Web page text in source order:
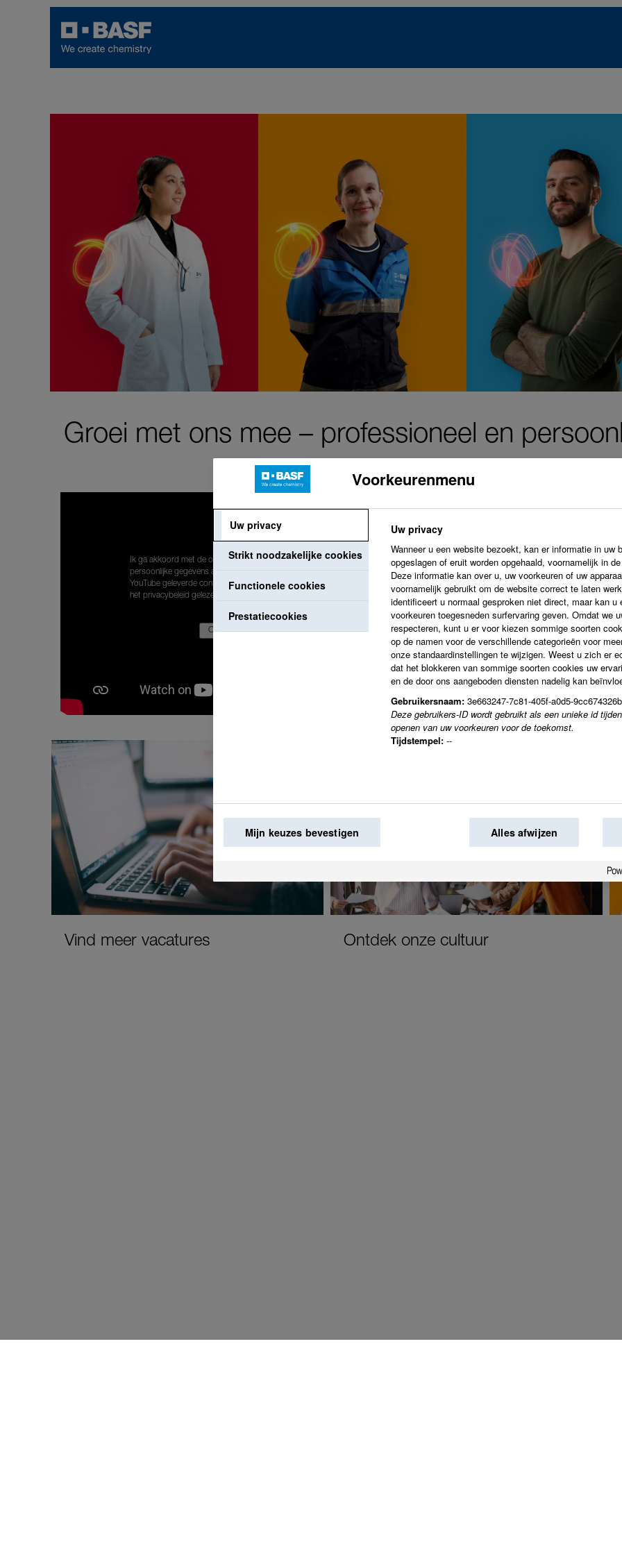
Groei met ons mee – professioneel en
Wij streven ernaar
waardeert en je
professionele groei
Samen creëren we
willen zien.
Ik ga akkoord met de overdracht van mijn
persoonlijke gegevens aan Google om door
YouTube geleverde content weer te geven. Ik heb
het privacybeleid gelezen:
Vind meer vacatures Ontdek onze cultuur
Voorkeurenmenu
Uw privacy
Strikt noodzakelijke cookies
Functionele cookies
Prestatiecookies
Uw privacy
Wanneer u een website bezoekt, kan er informatie in uw
opgeslagen of eruit worden opgehaald, voornamelijk in
Deze informatie kan over u, uw voorkeuren of uw
voornamelijk gebruikt om de website correct te laten
identificeert u normaal gesproken niet direct, maar kan u
voorkeuren toegesneden surfervaring geven. Omdat we
respecteren, kunt u er voor kiezen sommige soorten
op de namen voor de verschillende categorieën voor
onze standaardinstellingen te wijzigen. Weest u zich er
dat het blokkeren van sommige soorten cookies uw
en de door ons aangeboden diensten nadelig kan
Gebruikersnaam: 3e663247-7c81-405f-a0d5-
Deze gebruikers-ID wordt gebruikt als een unieke id
openen van uw voorkeuren voor de toekomst.
Tijdstempel: --
Mijn keuzes bevestigen Alles afwijzen